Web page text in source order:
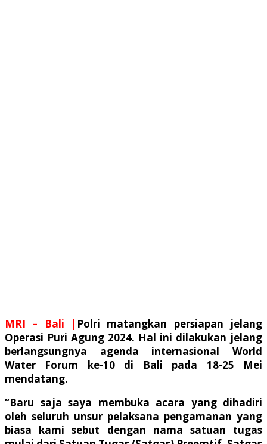
MRI – Bali | Polri matangkan persiapan jelang
Operasi Puri Agung 2024. Hal ini dilakukan jelang
berlangsungnya agenda internasional World
Water Forum ke-10 di Bali pada 18-25 Mei
mendatang.
“Baru saja saya membuka acara yang dihadiri
oleh seluruh unsur pelaksana pengamanan yang
biasa kami sebut dengan nama satuan tugas